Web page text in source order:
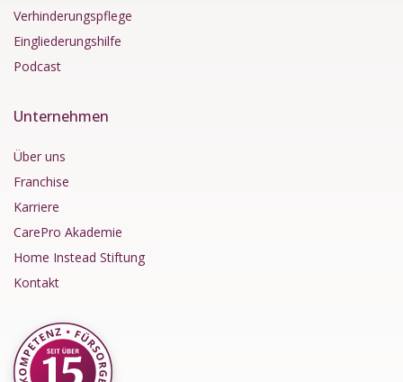
Verhinderungspflege
Eingliederungshilfe
Podcast
Unternehmen
Über uns
Franchise
Karriere
CarePro Akademie
Home Instead Stiftung
Kontakt